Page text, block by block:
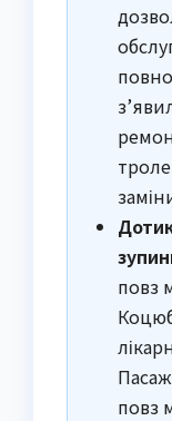
повз
повз